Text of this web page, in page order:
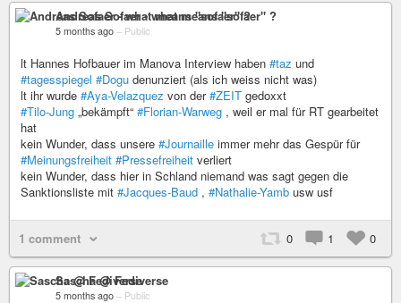
Andreas Sofaer - what means "sofaer" ?
5 months ago – Public
lt Hannes Hofbauer im Manova Interview haben #taz und
#tagesspiegel #Dogu denunziert (als ich weiss nicht was)
lt ihr wurde #Aya-Velazquez von der#ZEIT gedoxxt
#Tilo-Jung „bekämpft“ #Florian-Warweg , weil er mal für RT gearbeitet
hat
kein Wunder, dass unsere #Journaille immer mehr das Gespür für
#Meinungsfreiheit #Pressefreiheit verliert
kein Wunder, dass hier in Schland niemand was sagt gegen die
Sanktionsliste mit #Jacques-Baud , #Nathalie-Yamb usw usf
1 comment 0 1 0
Sascha @ Fediverse
5 months ago – Public